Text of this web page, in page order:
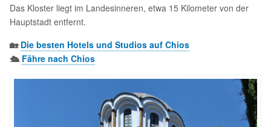
Das Kloster liegt im Landesinneren, etwa 15 Kilometer von der
Hauptstadt entfernt.
🏡 Die besten Hotels und Studios auf Chios
🛳️ Fähre nach Chios